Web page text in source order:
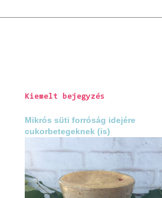
Kiemelt bejegyzés
Mikrós süti forróság idejére
cukorbetegeknek (is)